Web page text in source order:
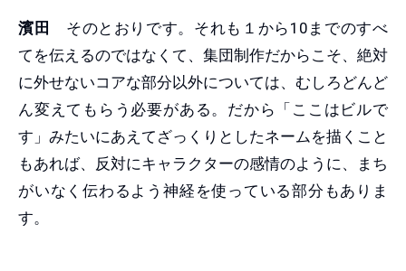
濱田
そのとおりです。それも１から10までのすべ
てを伝えるのではなくて、集団制作だからこそ、絶対
に外せないコアな部分以外については、むしろどんど
ん変えてもらう必要がある。だから「ここはビルで
す」みたいにあえてざっくりとしたネームを描くこと
もあれば、反対にキャラクターの感情のように、まち
がいなく伝わるよう神経を使っている部分もありま
す。